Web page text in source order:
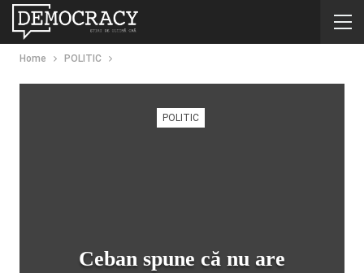
Home POLITIC
POLITIC
Ceban spune că nu are